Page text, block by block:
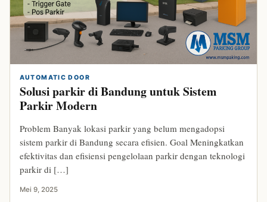
AUTOMATIC DOOR
Solusi parkir di Bandung untuk Sistem
Parkir Modern
Problem Banyak lokasi parkir yang belum mengadopsi
sistem parkir di Bandung secara efisien. Goal Meningkatkan
efektivitas dan efisiensi pengelolaan parkir dengan teknologi
parkir di […]
Mei 9, 2025